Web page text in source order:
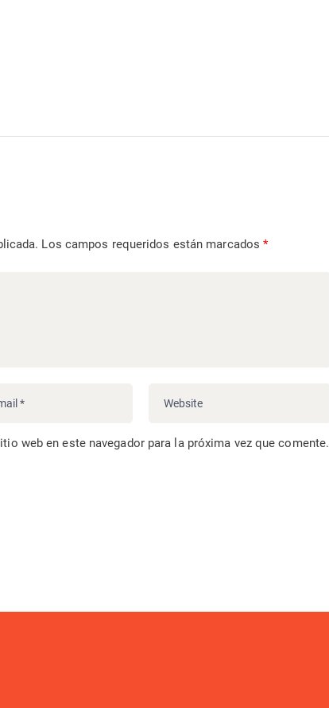
Los campos requeridos están marcados*
web en este navegador para la próxima vez que comente.